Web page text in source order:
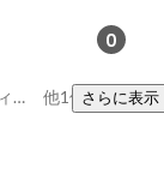
0
SEM、DSP運用、webマーケティング 他1件さらに表示